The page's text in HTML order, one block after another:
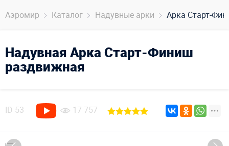
Аэромир Каталог Надувные арки Арка Старт-
Надувная Арка Старт-Финиш
раздвижная
ID 53 17 757